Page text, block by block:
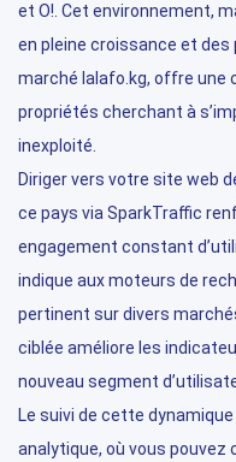
et O!. Cet environnement,
en pleine croissance et
marché lalafo.kg, offre une
propriétés cherchant à
inexploité.
Diriger vers votre site web
ce pays via SparkTraffic
engagement constant
indique aux moteurs de
pertinent sur divers
ciblée améliore les
nouveau segment
Le suivi de cette
analytique, où vous pouvez